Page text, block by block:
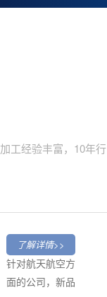
工经验丰富，10年行
了解详情>>
针对航天航空方
面的公司，新品